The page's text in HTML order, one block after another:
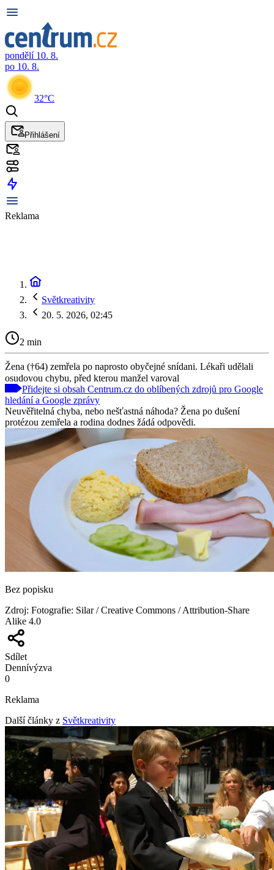
pondělí 10. 8.
po 10. 8.
32°C
Přihlášení
Reklama
Světkreativity
20. 5. 2026, 02:45
2 min
Žena (†64) zemřela po naprosto obyčejné snídani. Lékaři udělali
osudovou chybu, před kterou manžel varoval
Přidejte si obsah Centrum.cz do oblíbených zdrojů pro Google
hledání a Google zprávy
Neuvěřitelná chyba, nebo nešťastná náhoda? Žena po dušení
protézou zemřela a rodina dodnes žádá odpovědi.
Bez popisku
Zdroj: Fotografie: Silar / Creative Commons / Attribution-Share
Alike 4.0
Sdílet
Dennívýzva
0
Reklama
Další články z Světkreativity